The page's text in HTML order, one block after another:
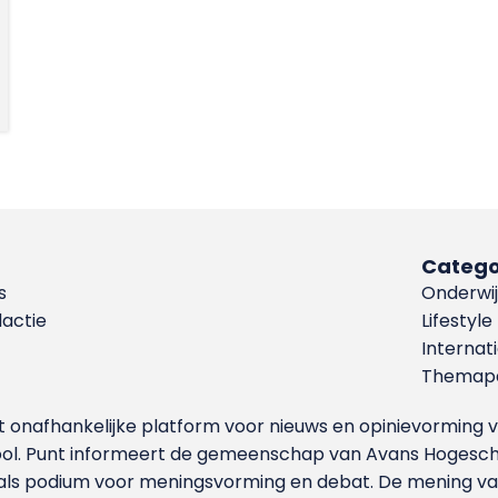
Lifestyle
onafhankelijke platform voor nieuws en
Punt informeert de gemeenschap van Avans
podium voor meningsvorming en debat. De mening